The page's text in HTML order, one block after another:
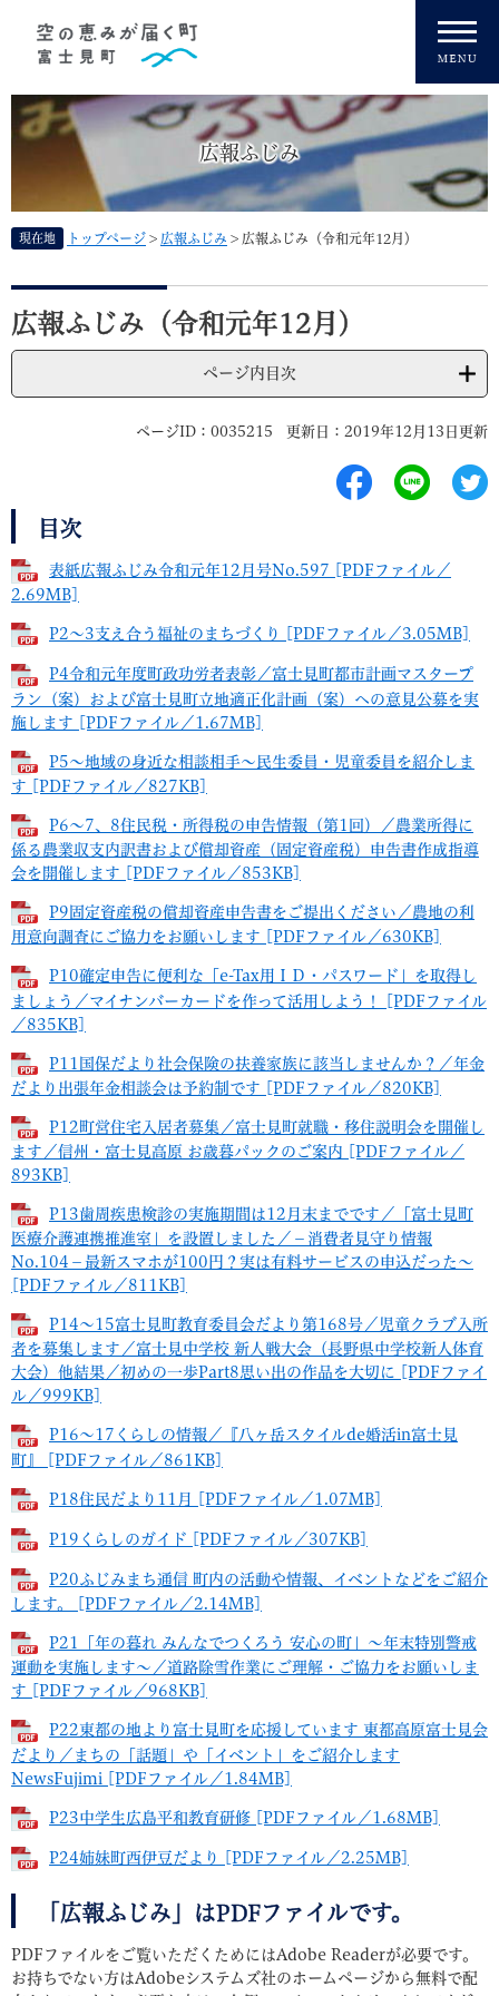
広報ふじみ
現在地 トップページ > 広報ふじみ > 広報ふじみ（令和元年12月）
本
文
広報ふじみ（令和元年12月）
ページ内目次
ページID：0035215 更新日：2019年12月13日更新
目次
表紙広報ふじみ令和元年12月号No.597 [PDFファイル／
2.69MB]
P2～3支え合う福祉のまちづくり [PDFファイル／3.05MB]
P4令和元年度町政功労者表彰／富士見町都市計画マスタープ
ラン（案）および富士見町立地適正化計画（案）への意見公募を実
施します [PDFファイル／1.67MB]
P5～地域の身近な相談相手～民生委員・児童委員を紹介しま
す [PDFファイル／827KB]
P6～7、8住民税・所得税の申告情報（第1回）／農業所得に
係る農業収支内訳書および償却資産（固定資産税）申告書作成指導
会を開催します [PDFファイル／853KB]
P9固定資産税の償却資産申告書をご提出ください／農地の利
用意向調査にご協力をお願いします [PDFファイル／630KB]
P10確定申告に便利な「e-Tax用ＩＤ・パスワード」を取得し
ましょう／マイナンバーカードを作って活用しよう！ [PDFファイル
／835KB]
P11国保だより社会保険の扶養家族に該当しませんか？／年金
だより出張年金相談会は予約制です [PDFファイル／820KB]
P12町営住宅入居者募集／富士見町就職・移住説明会を開催し
ます／信州・富士見高原 お歳暮パックのご案内 [PDFファイル／
893KB]
P13歯周疾患検診の実施期間は12月末までです／「富士見町
医療介護連携推進室」を設置しました／－消費者見守り情報
No.104－最新スマホが100円？実は有料サービスの申込だった～
[PDFファイル／811KB]
P14～15富士見町教育委員会だより第168号／児童クラブ入所
者を募集します／富士見中学校 新人戦大会（長野県中学校新人体育
大会）他結果／初めの一歩Part8思い出の作品を大切に [PDFファイ
ル／999KB]
P16～17くらしの情報／『八ヶ岳スタイルde婚活in富士見
町』 [PDFファイル／861KB]
P18住民だより11月 [PDFファイル／1.07MB]
P19くらしのガイド [PDFファイル／307KB]
P20ふじみまち通信 町内の活動や情報、イベントなどをご紹介
します。 [PDFファイル／2.14MB]
P21「年の暮れ みんなでつくろう 安心の町」～年末特別警戒
運動を実施します～／道路除雪作業にご理解・ご協力をお願いしま
す [PDFファイル／968KB]
P22東都の地より富士見町を応援しています 東都高原富士見会
だより／まちの「話題」や「イベント」をご紹介します
NewsFujimi [PDFファイル／1.84MB]
P23中学生広島平和教育研修 [PDFファイル／1.68MB]
P24姉妹町西伊豆だより [PDFファイル／2.25MB]
「広報ふじみ」はPDFファイルです。
PDFファイルをご覧いただくためにはAdobe Readerが必要です。
お持ちでない方はAdobeシステムズ社のホームページから無料で配